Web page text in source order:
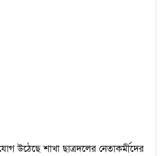
উঠেছে শাখা ছাত্রদলের নেতাকর্মীদের